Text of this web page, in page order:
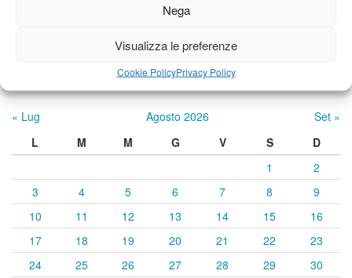
Nega
Visualizza le preferenze
Cookie PolicyPrivacy Policy
Previsioni a cura di:
Calendario eventi
« Lug Agosto 2026
Set »
L
M M G V S
D
1
2
3
4 5 6 7 8
9
10
11 12 13 14 15
16
17
18 19 20 21 22
23
24
25 26 27 28 29 30